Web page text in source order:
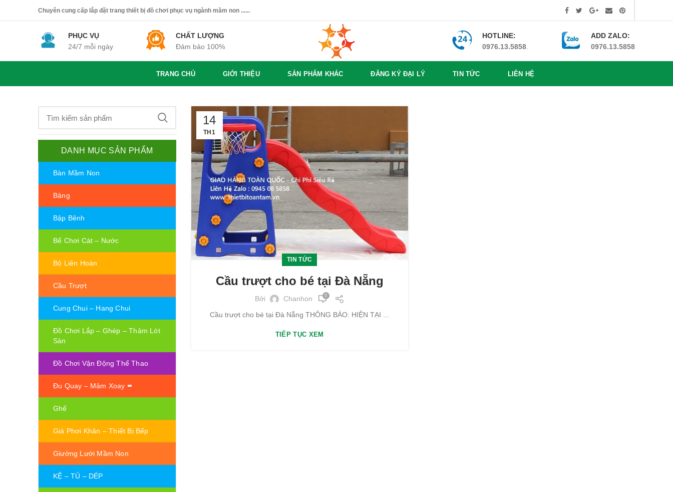
Chuyên cung cấp lắp đặt trang thiết bị đồ chơi phục vụ ngành mầm non ......
PHỤC VỤ
24/7 mỗi ngày
CHẤT LƯỢNG
Đảm bảo 100%
HOTLINE:
0976.13.5858
ADD ZALO:
0976.13.5858
TRANG CHỦ GIỚI THIỆU SẢN PHẨM KHÁC ĐĂNG KÝ ĐẠI LÝ TIN TỨC LIÊN HỆ
14
TH1
TIN TỨC
Cầu trượt cho bé tại Đà Nẵng
Bởi Chanhon 0
Cầu trượt cho bé tại Đà Nẵng THÔNG BÁO: HIỆN TẠI ...
TIẾP TỤC XEM
DANH MỤC SẢN PHẨM
Bàn Mầm Non
Bảng
Bập Bênh
Bể Chơi Cát – Nước
Bộ Liên Hoàn
Cầu Trượt
Cung Chui – Hang Chui
Đồ Chơi Lắp – Ghép – Thảm Lót
Sàn
Đồ Chơi Vận Động Thể Thao
Đu Quay – Mâm Xoay
Ghế
Giá Phơi Khăn – Thiết Bị Bếp
Giường Lưới Mầm Non
KỆ – TỦ – DÉP